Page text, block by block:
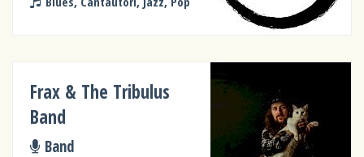
Frax & The Tribulus
Band
Band